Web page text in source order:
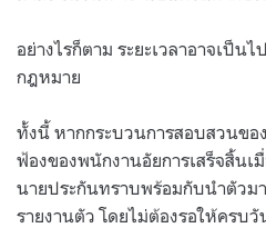
อย่างไรก็ตาม ระยะเวลาอาจเป็น
กฎหมาย
ทั้งนี้ หากกระบวนการสอบสวนขอ
ฟ้องของพนักงานอัยการเสร็จสิ้นเ
นายประกันทราบพร้อมกับนำตัวม
รายงานตัว โดยไม่ต้องรอให้ครบ